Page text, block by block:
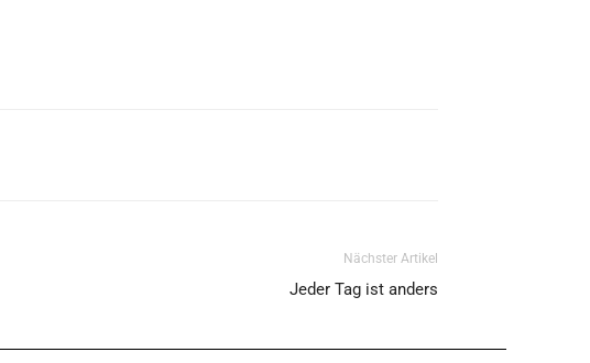
Nächster Artikel
Jeder Tag ist anders